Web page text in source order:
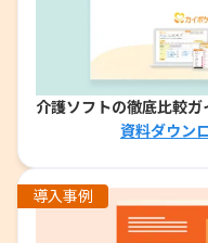
介護ソフトの徹底比較ガ
資料ダウン
導入事例